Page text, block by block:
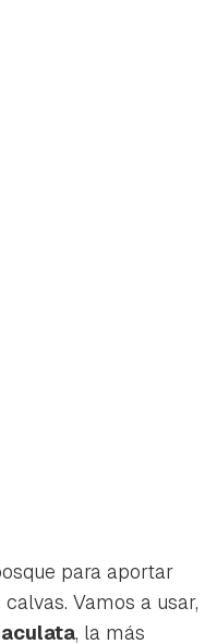
para aportar
Vamos a usar,
, la más